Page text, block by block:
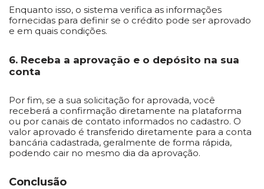
Enquanto isso, o sistema verifica as informações
fornecidas para definir se o crédito pode ser aprovado
e em quais condições.
6. Receba a aprovação e o depósito na sua
conta
Por fim, se a sua solicitação for aprovada, você
receberá a confirmação diretamente na plataforma
ou por canais de contato informados no cadastro. O
valor aprovado é transferido diretamente para a conta
bancária cadastrada, geralmente de forma rápida,
podendo cair no mesmo dia da aprovação.
Conclusão